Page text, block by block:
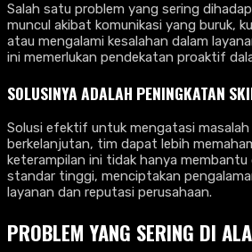
Salah satu problem yang sering
muncul akibat komunikasi yang buruk,
atau mengalami kesalahan dalam
ini memerlukan pendekatan proaktif
SOLUSINYA ADALAH PENINGKATAN
Solusi efektif untuk mengatasi
berkelanjutan, tim dapat lebih
keterampilan ini tidak hanya
standar tinggi, menciptakan
layanan dan reputasi perusahaan.
PROBLEM YANG SERING DI